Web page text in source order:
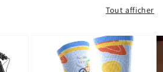
Tout afficher